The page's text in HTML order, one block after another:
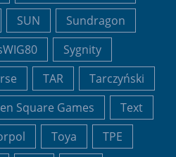
SUN
Sundragon
Sygnity
TAR
Tarczyński
Square Games
Text
Toya
TPE